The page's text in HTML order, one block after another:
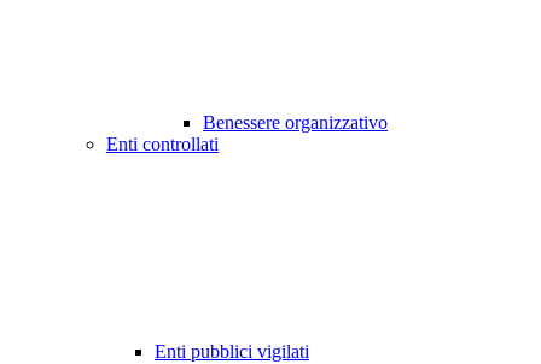
Benessere organizzativo
Enti controllati
Enti pubblici vigilati